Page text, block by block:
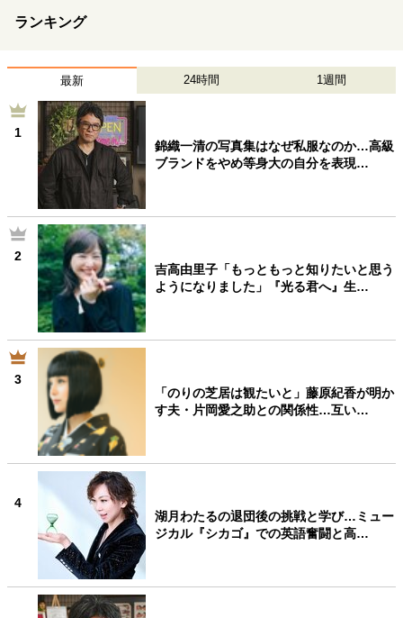
ランキング
最新 24時間 1週間
1
錦織一清の写真集はなぜ私服なのか…高級
ブランドをやめ等身大の自分を表現…
2
吉高由里子「もっともっと知りたいと思う
ようになりました」『光る君へ』生…
3
「のりの芝居は観たいと」藤原紀香が明か
す夫・片岡愛之助との関係性…互い…
4
湖月わたるの退団後の挑戦と学び…ミュー
ジカル『シカゴ』での英語奮闘と高…